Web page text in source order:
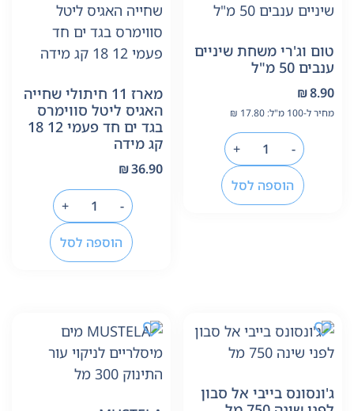
טום וג'רי משחת שיניים
ענבים 50 מ"ל
₪8.90
מחיר ל-100 מ"ל: ₪ 17.80
-
+
הוספה לסל
מארז 11 חיתולי שחייה
האגיס ליטל סווימרס
בגד ים חד פעמי 12 18
קג מידה
₪36.90
-
+
הוספה לסל
ג'ונסונס בייבי אל סבון